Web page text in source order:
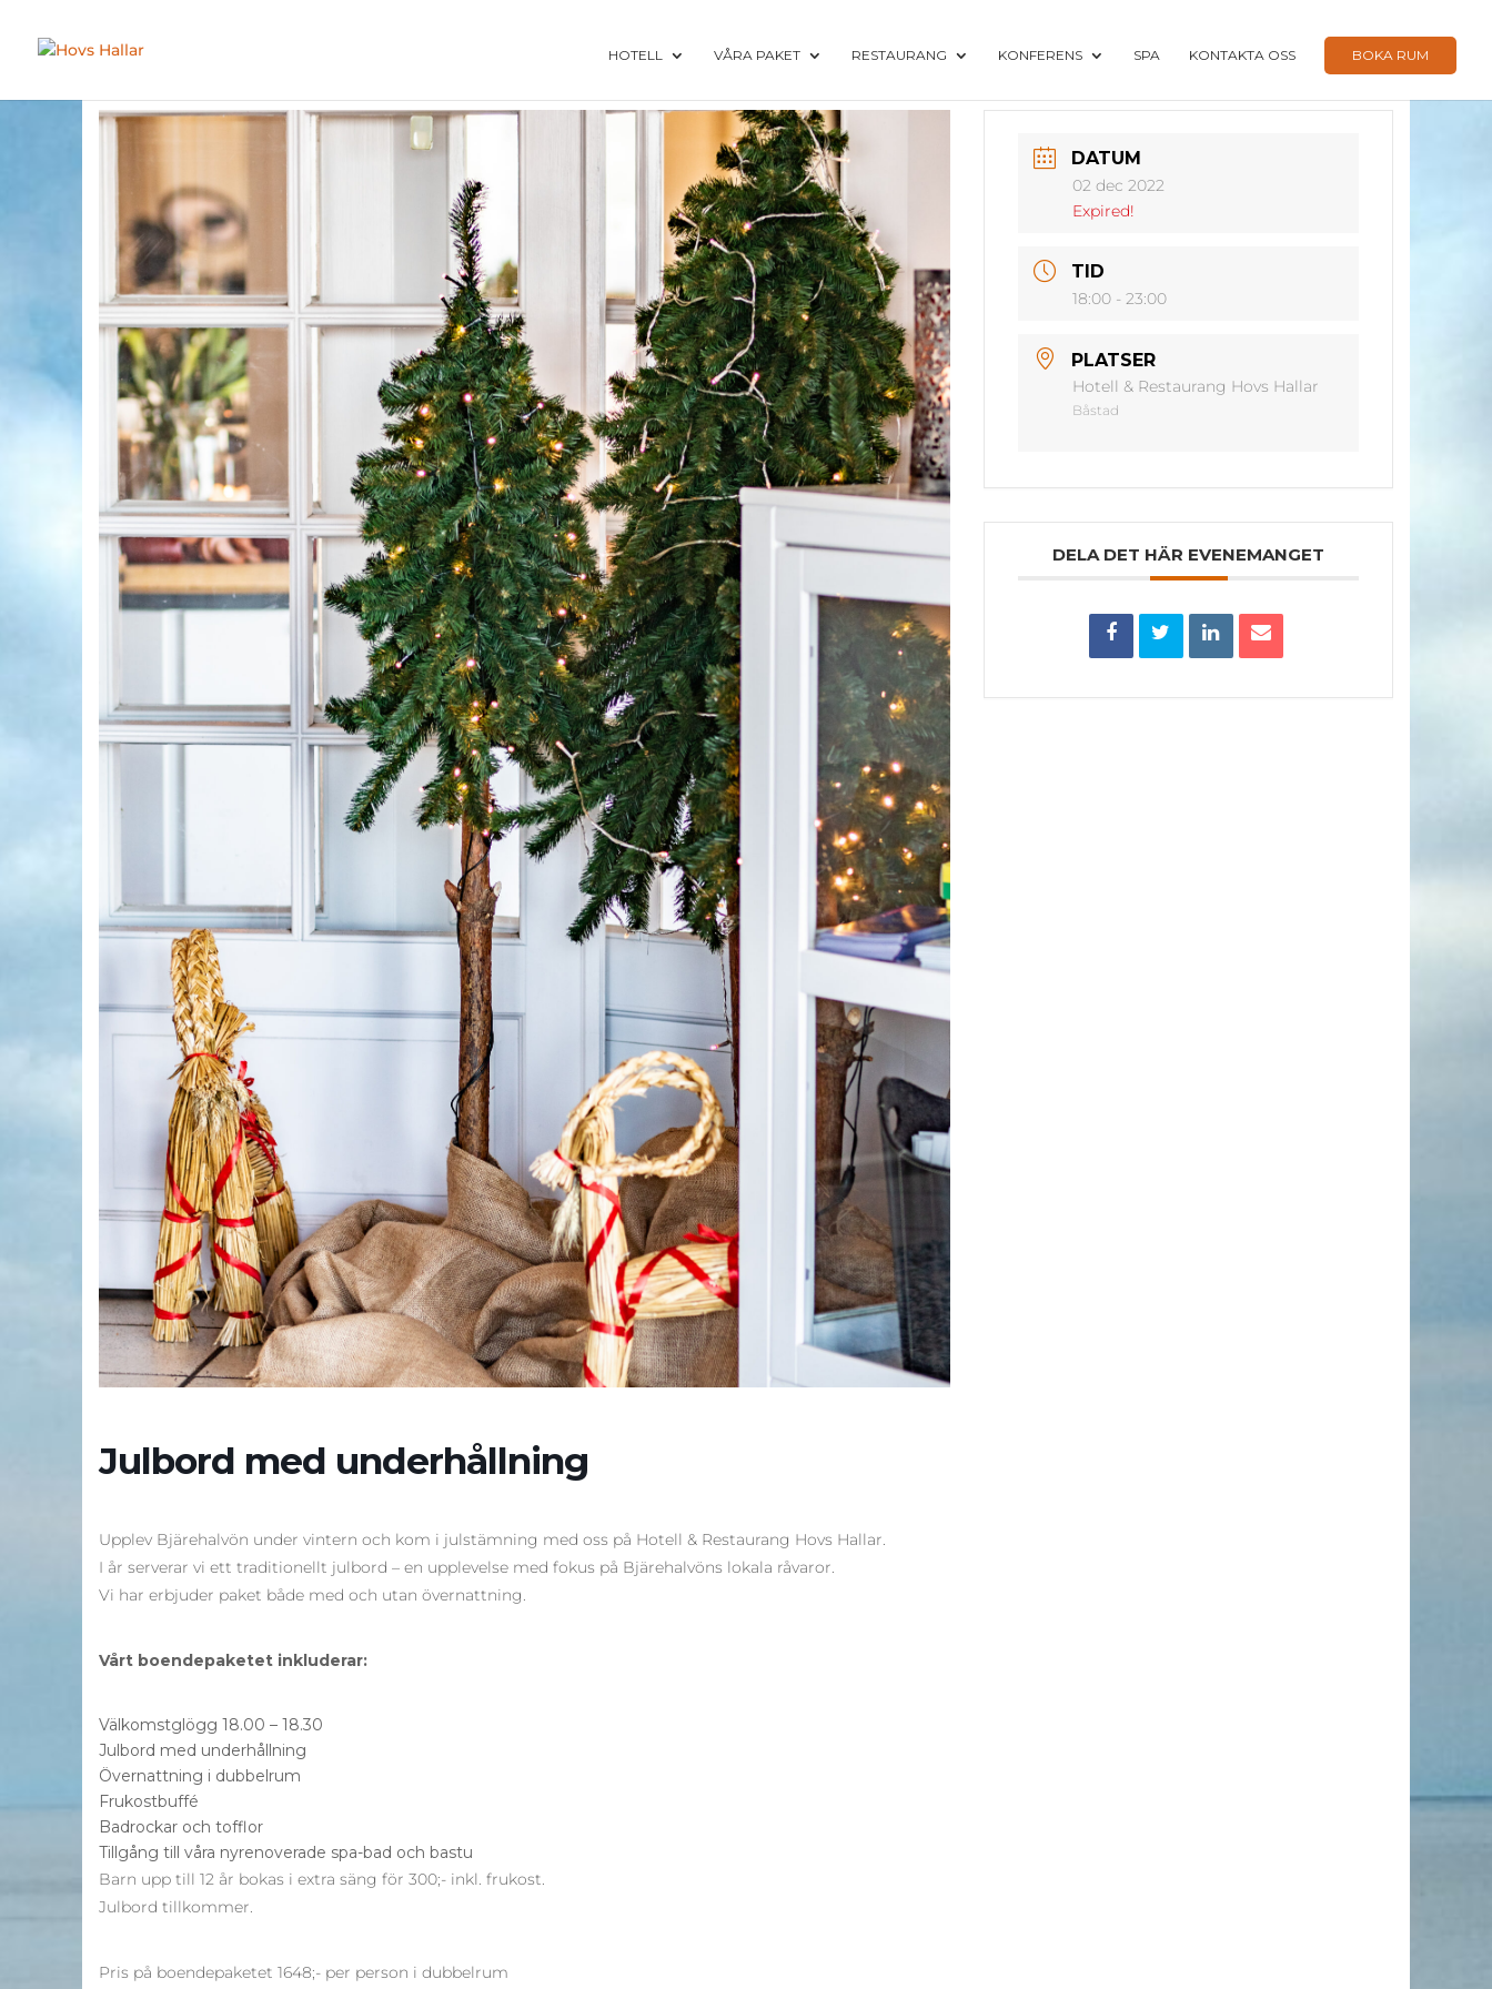
HOTELL VÅRA PAKET RESTAURANG KONFERENS SPA KONTAKTA OSS BOKA RUM
Julbord med underhållning
Upplev Bjärehalvön under vintern och kom i julstämning med oss på Hotell & Restaurang Hovs Hallar.
I år serverar vi ett traditionellt julbord – en upplevelse med fokus på Bjärehalvöns lokala råvaror.
Vi har erbjuder paket både med och utan övernattning.
Vårt boendepaketet inkluderar:
Välkomstglögg 18.00 – 18.30
Julbord med underhållning
Övernattning i dubbelrum
Frukostbuffé
Badrockar och tofflor
Tillgång till våra nyrenoverade spa-bad och bastu
Barn upp till 12 år bokas i extra säng för 300;- inkl. frukost.
Julbord tillkommer.
Pris på boendepaketet 1648;- per person i dubbelrum
DATUM
02 dec 2022
Expired!
TID
18:00 - 23:00
PLATSER
Hotell & Restaurang Hovs Hallar
Båstad
DELA DET HÄR EVENEMANGET